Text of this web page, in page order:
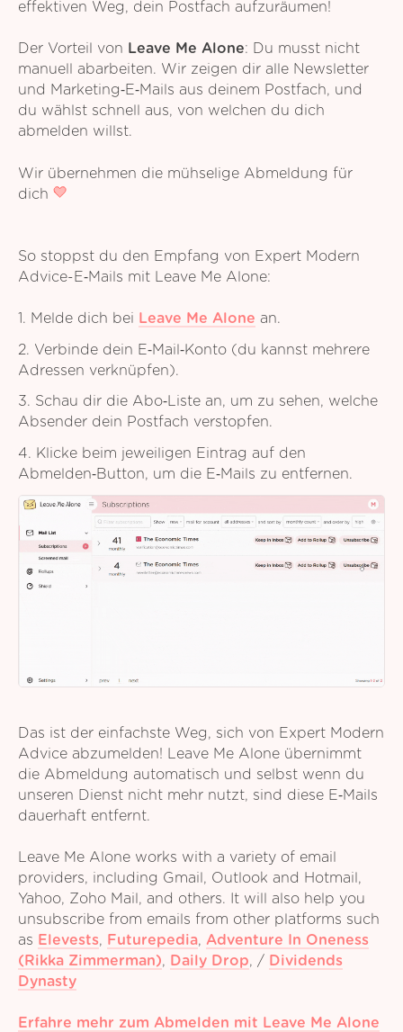
effektiven Weg, dein Postfach aufzuräumen!
Der Vorteil von Leave Me Alone: Du musst nicht
manuell abarbeiten. Wir zeigen dir alle Newsletter
und Marketing‑E‑Mails aus deinem Postfach, und
du wählst schnell aus, von welchen du dich
abmelden willst.
Wir übernehmen die mühselige Abmeldung für
dich
So stoppst du den Empfang von Expert Modern
Advice-E‑Mails mit Leave Me Alone:
1. Melde dich bei Leave Me Alone an.
2. Verbinde dein E‑Mail‑Konto (du kannst mehrere
Adressen verknüpfen).
3. Schau dir die Abo‑Liste an, um zu sehen, welche
Absender dein Postfach verstopfen.
4. Klicke beim jeweiligen Eintrag auf den
Abmelden‑Button, um die E‑Mails zu entfernen.
Das ist der einfachste Weg, sich von Expert Modern
Advice abzumelden! Leave Me Alone übernimmt
die Abmeldung automatisch und selbst wenn du
unseren Dienst nicht mehr nutzt, sind diese E‑Mails
dauerhaft entfernt.
Leave Me Alone works with a variety of email
providers, including Gmail, Outlook and Hotmail,
Yahoo, Zoho Mail, and others. It will also help you
unsubscribe from emails from other platforms such
as Elevests, Futurepedia, Adventure In Oneness
(Rikka Zimmerman), Daily Drop, / Dividends
Dynasty
Erfahre mehr zum Abmelden mit Leave Me Alone